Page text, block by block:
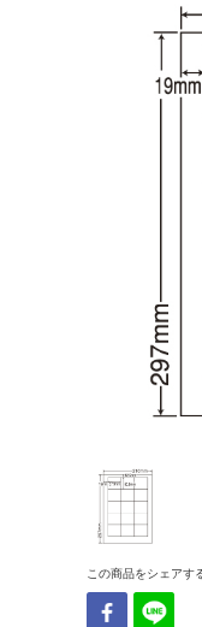
この商品をシェアす